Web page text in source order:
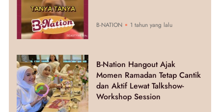
B-NATION 1 tahun yang lalu
B-Nation Hangout Ajak
Momen Ramadan Tetap Cantik
dan Aktif Lewat Talkshow-
Workshop Session